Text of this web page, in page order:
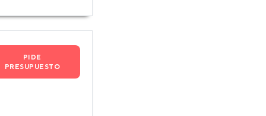
PIDE
PRESUPUESTO